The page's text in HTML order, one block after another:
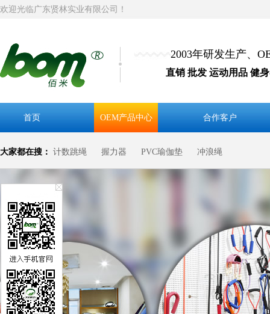
欢迎光临广东贤林实业有限公司！
2003年研发生产、
直销 批发 运动用品 健
首页 OEM产品中心 合作客户
大家都在搜： 计数跳绳 握力器 PVC瑜伽垫 冲浪绳